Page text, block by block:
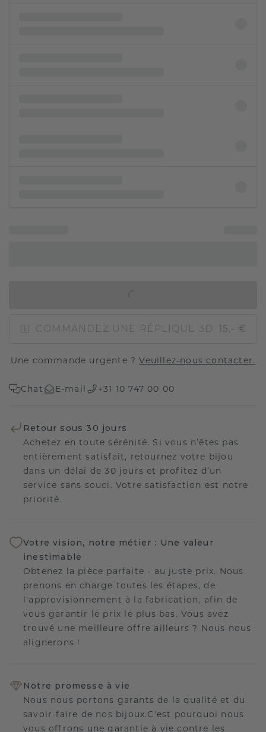
COMMANDEZ UNE RÉPLIQUE 3D 15,- €
Une commande urgente ?Veuillez-nous contacter.
Chat E-mail +31 10 747 00 00
Retour sous 30 jours
Achetez en toute sérénité. Si vous n’êtes pas
entièrement satisfait, retournez votre bijou
dans un délai de 30 jours et profitez d’un
service sans souci. Votre satisfaction est notre
priorité.
Votre vision, notre métier : Une valeur
inestimable
Obtenez la pièce parfaite - au juste prix. Nous
prenons en charge toutes les étapes, de
l'approvisionnement à la fabrication, afin de
vous garantir le prix le plus bas. Vous avez
trouvé une meilleure offre ailleurs ? Nous nous
alignerons !
Notre promesse à vie
Nous nous portons garants de la qualité et du
savoir-faire de nos bijoux.C'est pourquoi nous
vous offrons une garantie à vie contre les